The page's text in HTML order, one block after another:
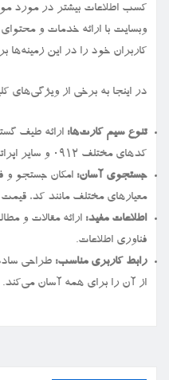
کسب اطلاعات بیشتر در مورد
وبسایت با ارائه خدمات و
کاربران خود را در این زمینه‌ها
در اینجا به برخی از ویژگی‌های
تنوع سیم کارت‌ها: ارائه طیف
کدهای مختلف ۰۹۱۲ و سایر اپراتورها.
جستجوی آسان: امکان جستجو و
معیارهای مختلف مانند کد،
اطلاعات مفید: ارائه مقالات و
فناوری اطلاعات.
رابط کاربری مناسب: طراحی
از آن را برای همه آسان می‌کند.